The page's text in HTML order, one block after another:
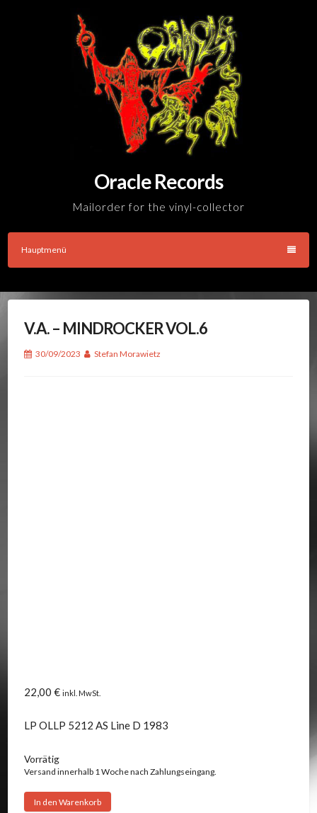
Oracle Records
Mailorder for the vinyl-collector
Hauptmenü
V.A. – MINDROCKER VOL.6
30/09/2023 Stefan Morawietz
22,00 € inkl. MwSt.
LP OLLP 5212 AS Line D 1983
Vorrätig
Versand innerhalb 1 Woche nach Zahlungseingang.
V.A.In den Warenkorb